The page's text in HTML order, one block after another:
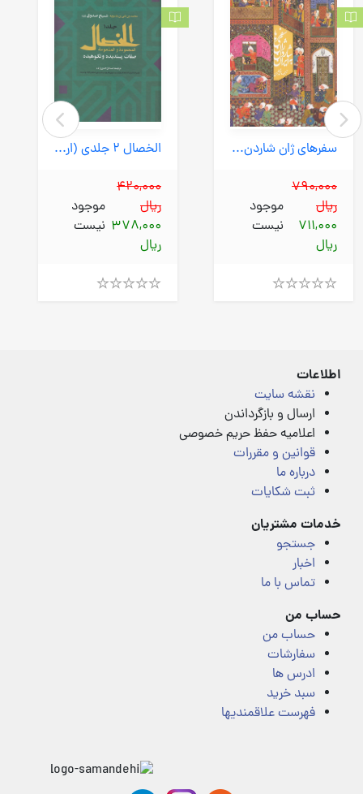
الخصال 2 جلدی (ارمغان طوبی) وزیری سلفون
420,000
ریال
378,000
ریال
موجود
نیست
سفرهای ژان شاردن به ایران (دنیای نو) رقعی شومیز
790,000
ریال
711,000
ریال
موجود
نیست
اطلاعات
نقشه سایت
ارسال و بازگرداندن
اعلامیه حفظ حریم خصوصی
قوانین و مقررات
درباره ما
ثبت شکایات
خدمات مشتریان
جستجو
اخبار
تماس با ما
حساب من
حساب من
سفارشات
ادرس ها
سبد خرید
فهرست علاقمندیها